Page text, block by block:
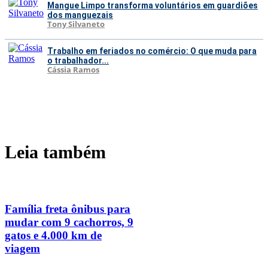
Mangue Limpo transforma voluntários em guardiões
dos manguezais
Tony Silvaneto
Trabalho em feriados no comércio: O que muda para
o trabalhador...
Cássia Ramos
Leia também
Família freta ônibus para
mudar com 9 cachorros, 9
gatos e 4.000 km de
viagem